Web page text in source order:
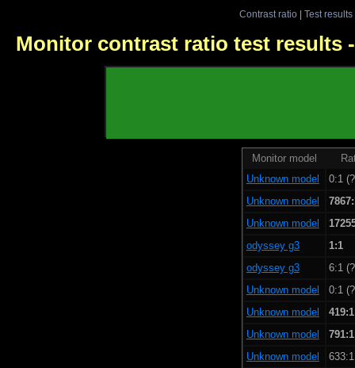
Contrast ratio| Test results
Monitor contrast ratio test results
Monitor model
Unknown model
0:1
Unknown model
Unknown model
odyssey g3
1:1
odyssey g3
6:1
Unknown model
0:1
Unknown model
419:1
Unknown model
791:1
Unknown model